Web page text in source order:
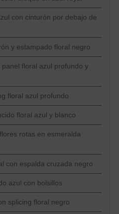
con cinturón por debajo de
y estampado floral negro
floral azul profundo y
floral azul profundo
floral azul y blanco
rotas en esmeralda
con espalda cruzada negro
azul con bolsillos
splicing floral negro